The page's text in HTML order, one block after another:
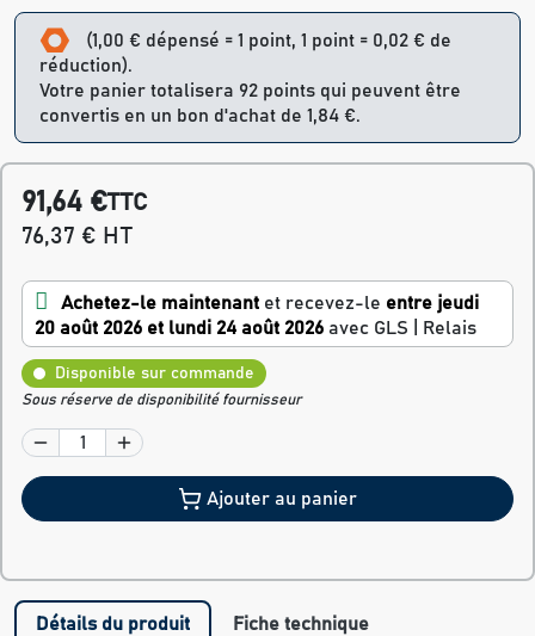
(1,00 € dépensé = 1 point, 1 point = 0,02 € de
réduction).
Votre panier totalisera 92 points qui peuvent être
convertis en un bon d'achat de 1,84 €.
91,64 €TTC
76,37 € HT
Achetez-le maintenant et recevez-le entre jeudi
20 août 2026 et lundi 24 août 2026 avec GLS | Relais
Disponible sur commande
Sous réserve de disponibilité fournisseur
Ajouter au panier
Détails du produit Fiche technique